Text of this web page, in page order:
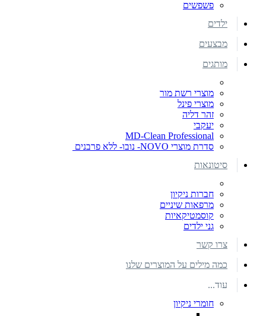
פשפשים
ילדים
מבצעים
מותגים
מוצרי רשת מור
מוצרי פינל
זהר דליה
יעקבי
MD-Clean Professional
סדרת מוצרי NOVO- נובו- ללא פרבנים
סיטונאות
חברות ניקיון
מרפאות שיניים
קוסמטיקאיות
גני ילדים
צרו קשר
כמה מילים על המוצרים שלנו
עוד...
חומרי ניקיון